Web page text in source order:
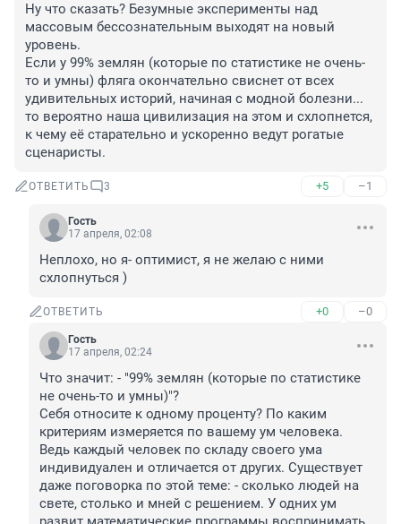
Ну что сказать? Безумные эксперименты над
массовым бессознательным выходят на новый
уровень.
Если у 99% землян (которые по статистике не очень-
то и умны) фляга окончательно свиснет от всех
удивительных историй, начиная с модной болезни...
то вероятно наша цивилизация на этом и схлопнется,
к чему её старательно и ускоренно ведут рогатые
сценаристы.
ОТВЕТИТЬ 3 +5 –1
Гость
17 апреля, 02:08
Неплохо, но я- оптимист, я не желаю с ними
схлопнуться )
ОТВЕТИТЬ +0 –0
Гость
17 апреля, 02:24
Что значит: - "99% землян (которые по статистике
не очень-то и умны)"?
Себя относите к одному проценту? По каким
критериям измеряется по вашему ум человека.
Ведь каждый человек по складу своего ума
индивидуален и отличается от других. Существует
даже поговорка по этой теме: - сколько людей на
свете, столько и мней с решением. У одних ум